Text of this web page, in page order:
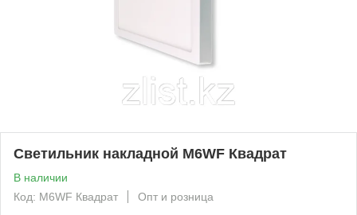
Светильник накладной M6WF Квадрат
В наличии
Код: M6WF Квадрат
Опт и розница